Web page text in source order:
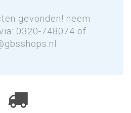
gevonden! neem
0320-748074 of